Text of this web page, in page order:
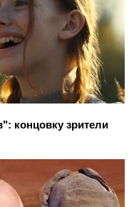
концовку зрители